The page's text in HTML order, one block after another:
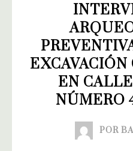
EN
NÚMERO
POR